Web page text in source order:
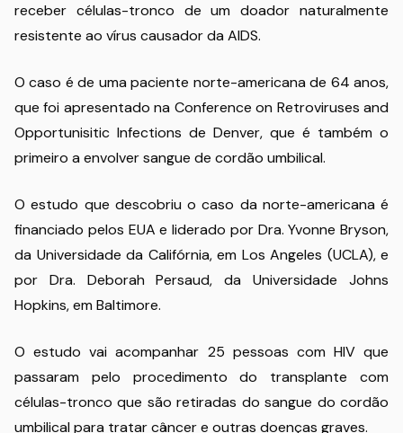
receber células-tronco de um doador naturalmente
resistente ao vírus causador da AIDS.
O caso é de uma paciente norte-americana de 64 anos,
que foi apresentado na Conference on Retroviruses and
Opportunisitic Infections de Denver, que é também o
primeiro a envolver sangue de cordão umbilical.
O estudo que descobriu o caso da norte-americana é
financiado pelos EUA e liderado por Dra. Yvonne Bryson,
da Universidade da Califórnia, em Los Angeles (UCLA), e
por Dra. Deborah Persaud, da Universidade Johns
Hopkins, em Baltimore.
O estudo vai acompanhar 25 pessoas com HIV que
passaram pelo procedimento do transplante com
células-tronco que são retiradas do sangue do cordão
umbilical para tratar câncer e outras doenças graves.